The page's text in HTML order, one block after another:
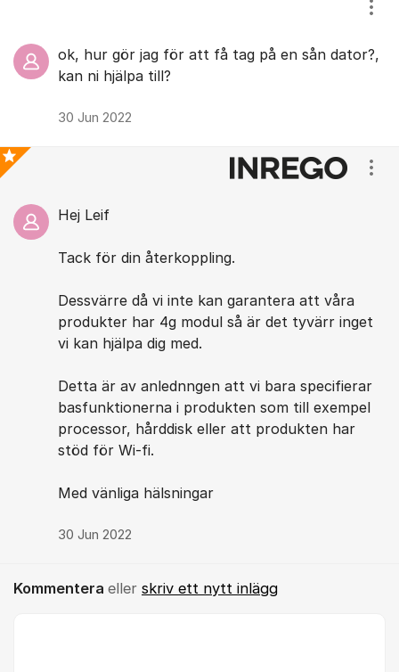
ok, hur gör jag för att få tag på en sån dator?,
kan ni hjälpa till?
30 Jun 2022
Hej Leif
Tack för din återkoppling.
Dessvärre då vi inte kan garantera att våra
produkter har 4g modul så är det tyvärr inget
vi kan hjälpa dig med.
Detta är av anlednngen att vi bara specifierar
basfunktionerna i produkten som till exempel
processor, hårddisk eller att produkten har
stöd för Wi-fi.
Med vänliga hälsningar
30 Jun 2022
Kommentera eller skriv ett nytt inlägg